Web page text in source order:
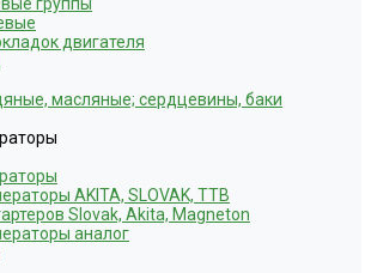
двигателя
масляные; сердцевины, баки
AKITA, SLOVAK, ТТВ
Slovak, Akita, Magneton
аналог